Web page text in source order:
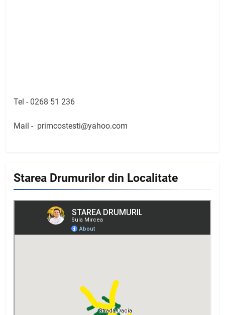
Tel - 0268 51 236
Mail - primcostesti@yahoo.com
Starea Drumurilor din Localitate